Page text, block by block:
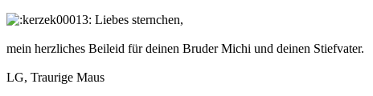
Liebes sternchen,
mein herzliches Beileid für deinen Bruder Michi und deinen Stiefvater.
LG, Traurige Maus